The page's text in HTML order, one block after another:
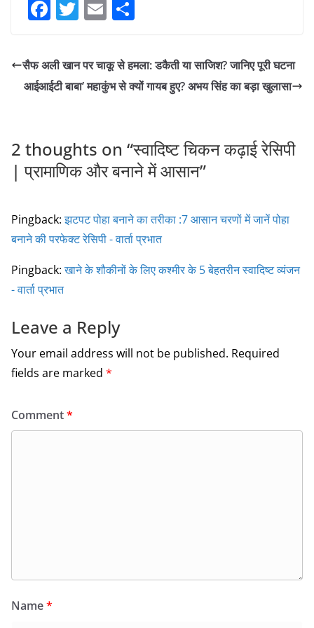
F
c
e
b
o
k
T
itt
er
E
ai
l
ar
e
सैफ अली खान पर चाकू से हमला: डकैती या साजिश? जानिए पूरी घटना
आईआईटी बाबा’ महाकुंभ से क्यों गायब हुए? अभय सिंह का बड़ा खुलासा
2 thoughts on “स्वादिष्ट चिकन कढ़ाई रेसिपी
| प्रामाणिक और बनाने में आसान”
Pingback:झटपट पोहा बनाने का तरीका :7 आसान चरणों में जानें पोहा
बनाने की परफेक्ट रेसिपी - वार्ता प्रभात
Pingback:खाने के शौकीनों के लिए कश्मीर के 5 बेहतरीन स्वादिष्ट व्यंजन
- वार्ता प्रभात
Leave a Reply
Your email address will not be published. Required
fields are marked *
Comment*
Name*